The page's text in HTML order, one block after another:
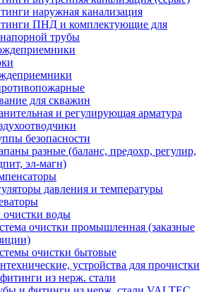
наружная канализация
ПНД и комплектующие для
трубы
для скважин
и регулирующая арматура
безопасности
разные (баланс, предохр, регулир,
эл-магн)
давления и температуры
воды
очистки промышленная (заказные
очистки бытовые
устройства для прочистки
из нерж. стали